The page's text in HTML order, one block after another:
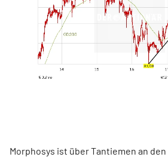
Morphosys ist über Tantiemen an